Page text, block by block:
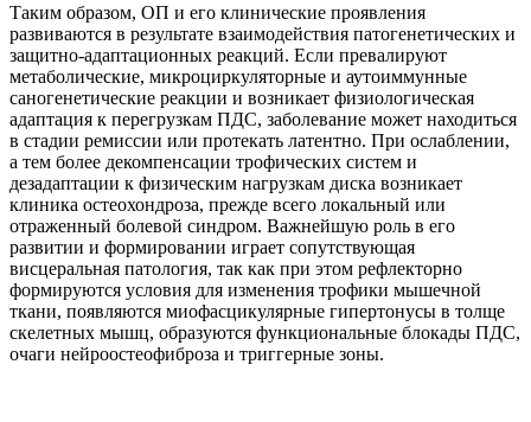
Таким образом, ОП и его клинические проявления
развиваются в результате взаимодействия патогенетических и
защитно-адаптационных реакций. Если превалируют
метаболические, микроциркуляторные и аутоиммунные
саногенетические реакции и возникает физиологическая
адаптация к перегрузкам ПДС, заболевание может находиться
в стадии ремиссии или протекать латентно. При ослаблении,
а тем более декомпенсации трофических систем и
дезадаптации к физическим нагрузкам диска возникает
клиника остеохондроза, прежде всего локальный или
отраженный болевой синдром. Важнейшую роль в его
развитии и формировании играет сопутствующая
висцеральная патология, так как при этом рефлекторно
формируются условия для изменения трофики мышечной
ткани, появляются миофасцикулярные гипертонусы в толще
скелетных мышц, образуются функциональные блокады ПДС,
очаги нейроостеофиброза и триггерные зоны.